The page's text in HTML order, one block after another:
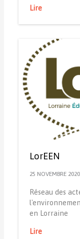
Lire
LorEEN
25 NOVEMBRE 2020
Réseau des
en Lorraine
Lire